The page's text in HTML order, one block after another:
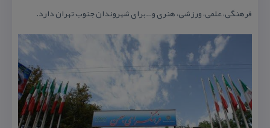
فرهنگی، علمی، ورزشی، هنری و…برای شهروندان جنوب تهران دارد.